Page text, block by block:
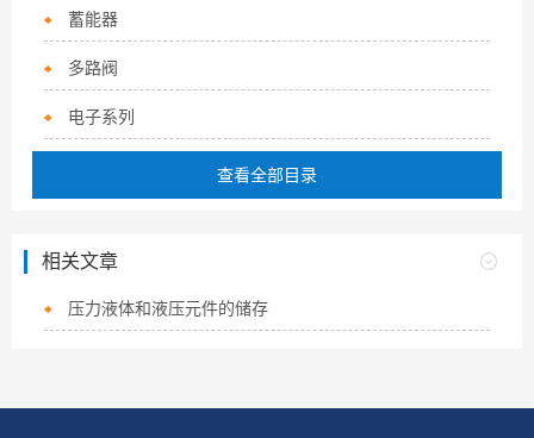
蓄能器
多路阀
电子系列
查看全部目录
相关文章
压力液体和液压元件的储存